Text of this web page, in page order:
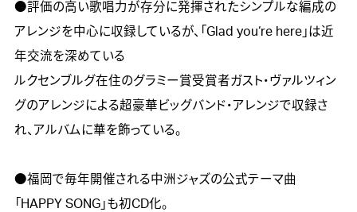
●評価の高い歌唱力が存分に発揮されたシンプルな編成の
アレンジを中心に収録しているが、「Glad you‘re here」は近
年交流を深めている
ルクセンブルグ在住のグラミー賞受賞者ガスト・ヴァルツィン
グのアレンジによる超豪華ビッグバンド・アレンジで収録さ
れ、アルバムに華を飾っている。
●福岡で毎年開催される中洲ジャズの公式テーマ曲
「HAPPY SONG」も初CD化。